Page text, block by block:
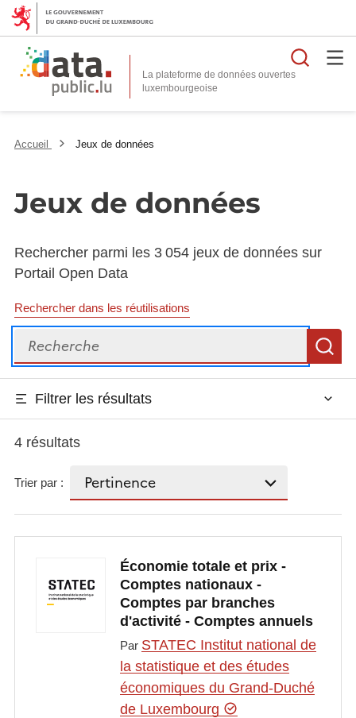
La plateforme de données ouvertes
Accueil Jeux de données
Jeux de données
Rechercher parmi les 3 054 jeux de données sur
Portail Open Data
Rechercher dans les réutilisations
Recherche
Filtrer les résultats
4 résultats
Trier par :
Économie totale et prix -
Comptes nationaux -
Comptes par branches
d'activité - Comptes annuels
Par STATEC Institut national de
la statistique et des études
économiques du Grand-Duché
de Luxembourg